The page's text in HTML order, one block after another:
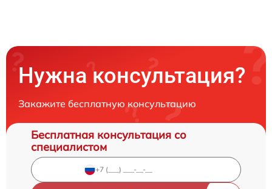
Нужна консультация?
Закажите бесплатную консультацию
Бесплатная консультация со
специалистом